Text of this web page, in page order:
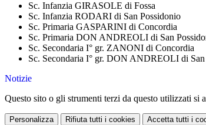
Sc. Infanzia GIRASOLE di Fossa
Sc. Infanzia RODARI di San Possidonio
Sc. Primaria GASPARINI di Concordia
Sc. Primaria DON ANDREOLI di San
Sc. Secondaria I° gr. ZANONI di Concordia
Sc. Secondaria I° gr. DON ANDREOLI di San
Notizie
Questo sito o gli strumenti terzi da questo utilizzati
Personalizza Rifiuta tutti i cookies Accetta tutti i